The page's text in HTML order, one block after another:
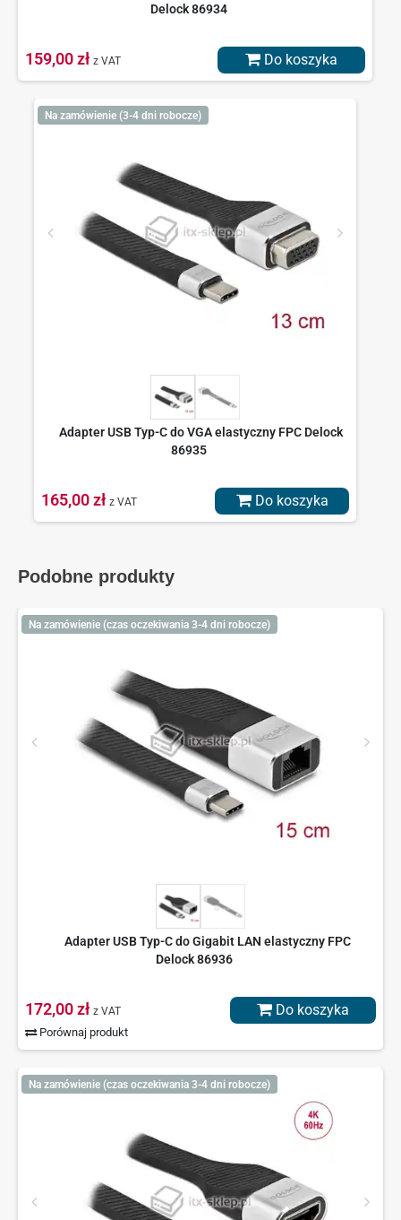
Delock 86934
159,00 zł z VAT Do koszyka
Na zamówienie (3-4 dni robocze)
Adapter USB Typ-C do VGA elastyczny FPC Delock
86935
165,00 zł z VAT Do koszyka
Podobne produkty
Na zamówienie (czas oczekiwania 3-4 dni robocze)
Adapter USB Typ-C do Gigabit LAN elastyczny FPC
Delock 86936
172,00 zł z VAT
Porównaj produkt
Do koszyka
Na zamówienie (czas oczekiwania 3-4 dni robocze)